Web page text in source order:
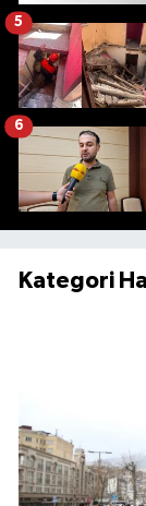
5
6
Kategori